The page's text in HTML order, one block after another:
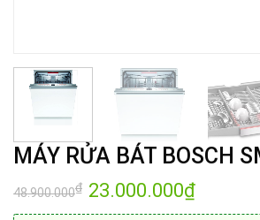
MÁY RỬA BÁT BOSCH
48.900.000₫ Giá
gốc
là:
23.000.000₫Giá
tại